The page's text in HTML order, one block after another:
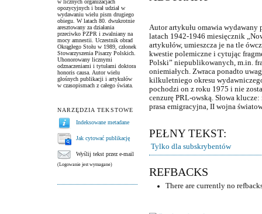
opozycyjnych i brał udział w
wydawaniu wielu pism drugiego
obiegu. W latach 80. dwukrotnie
aresztowany za działania
przeciwko PZPR i zwalniany na
mocy amnestii. Uczestnik obrad
Okrągłego Stołu w 1989, członek
Stowarzyszenia Pisarzy Polskich.
Uhonorowany licznymi
odznaczeniami i tytułami doktora
honoris causa. Autor wielu
głośnych publikacji i artykułów
w czasopismach z całego świata.
NARZĘDZIA TEKSTOWE
Indeksowane metadane
Jak cytować publikację
Wyślij tekst przez e-mail
(Logowanie jest wymagane)
Autor artykułu omawia wydawany
latach 1942-1946 miesięcznik
artykułów, umieszcza je na tle
kwestie polemiczne i cytując
Polski” niepublikowanych, m.in.
oniemiałych. Zwraca ponadto
kilkuletniego okresu
pochodzi on z roku 1975 i nie
cenzurę PRL-owską. Słowa
prasa emigracyjna, II wojna
PEŁNY TEKST:
Tylko dla subskrybentów
REFBACKS
There are currently no